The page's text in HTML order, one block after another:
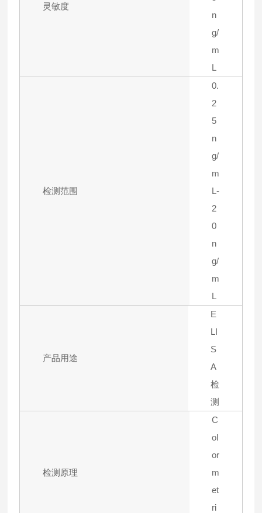
灵敏度
n
g/
m
L
检测范围
0.
2
5
n
g/
m
L-
2
0
n
g/
m
L
产品用途
E
LI
S
A
检
测
检测原理
C
ol
or
m
et
ri